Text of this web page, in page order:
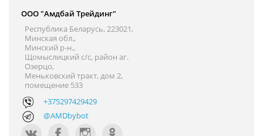
ООО "Амдбай Трейдинг"
Республика Беларусь, 223021,
Минская обл.,
Минский р-н.,
Щомыслицкий с/с, район аг.
Озерцо,
Меньковский тракт, дом 2,
помещение 533
+375297429429
@AMDbybot